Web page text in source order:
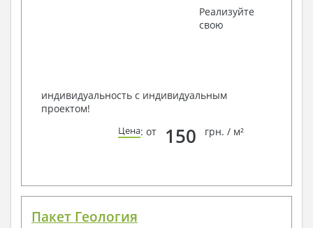
Реализуйте
свою
индивидуальность с индивидуальным
проектом!
Цена: от 150 грн. / м²
Пакет Геология